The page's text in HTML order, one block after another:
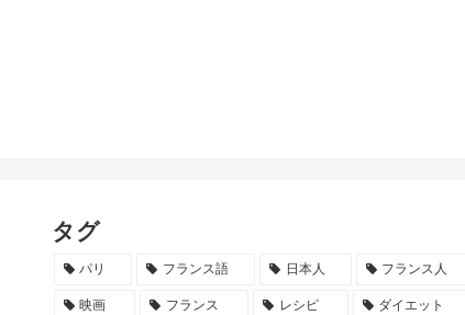
タグ
パリ フランス語 日本人 フランス人
映画 フランス レシピ ダイエット